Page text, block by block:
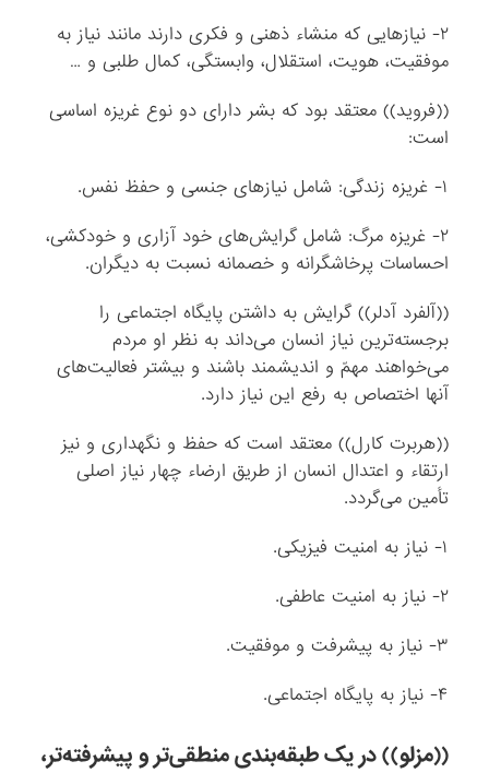
۲- نیازهایی که منشاء ذهنی و فکری دارند مانند نیاز به
موفقیت، هویت، استقلال، وابستگی، کمال‌ طلبی و …
((فروید)) معتقد بود که بشر دارای دو نوع غریزه اساسی
است:
۱- غریزه زندگی: شامل نیازهای جنسی و حفظ نفس.
۲- غریزه مرگ: شامل گرایش‌های خود آزاری و خودکشی،
احساسات پرخاشگرانه و خصمانه نسبت به دیگران.
((آلفرد آدلر)) گرایش به داشتن پایگاه اجتماعی را
برجسته‌ترین نیاز انسان می‌‌داند به نظر او مردم
می‌خواهند مهمّ و اندیشمند باشند و بیشتر فعالیت‌های
آنها اختصاص به رفع این نیاز دارد.
((هربرت کارل)) معتقد است که حفظ و نگهداری و نیز
ارتقاء و اعتدال انسان از طریق ارضاء چهار نیاز اصلی
تأمین می‌گردد.
۱- نیاز به امنیت فیزیکی.
۲- نیاز به امنیت عاطفی.
۳- نیاز به پیشرفت و موفقیت.
۴- نیاز به پایگاه اجتماعی.
((مزلو)) در یک طبقه‌بندی منطقی‌تر و پیشرفته‌تر،